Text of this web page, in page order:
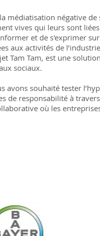
médiatisation négative
vives qui leurs sont
et de s'exprimer
aux activités de
Tam Tam, est une
sociaux.
avons souhaité tester
de responsabilité à
où les